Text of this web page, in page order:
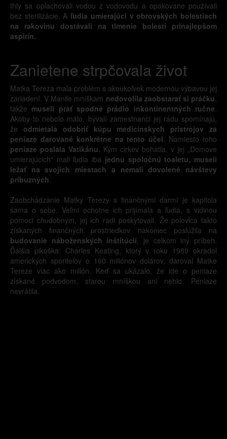
Ihly sa oplachovali vodou z vodovodu a opakovane používali
bez sterilizácie. A ľudia umierajúci v obrovských bolestiach
na rakovinu dostávali na tlmenie bolesti prinajlepšom
aspirín.
Zanietene strpčovala život
Matka Tereza mala problém s akoukoľvek modernou výbavou jej
zariadení. V Manile mníškam nedovolila zaobstarať si práčku,
takže museli prať spodné prádlo inkontinentných ručne.
Akoby to nebolo málo, bývalí zamestnanci jej rádu spomínajú,
že odmietala odobriť kúpu medicínskych prístrojov za
peniaze darované konkrétne na tento účel. Namiesto toho
peniaze poslala Vatikánu. Kým cirkev bohatla, v jej „Domove
umierajúcich“ mali ľudia iba jednu spoločnú toaletu, museli
ležať na svojich miestach a nemali dovolené návštevy
príbuzných.
Zaobchádzanie Matky Terezy s finančnými darmi je kapitola
sama o sebe. Veľmi ochotne ich prijímala a ľudia, s vidinou
pomoci chudobným, jej ich radi poskytovali. Že polovica takto
získaných finančných prostriedkov nakoniec poslúžila na
budovanie náboženských inštitúcií, je celkom iný príbeh.
Ďalšia pikoška: Charles Keating, ktorý v roku 1989 okradol
amerických sporiteľov o 160 miliónov dolárov, daroval Matke
Tereze viac ako milión. Keď sa ukázalo, že ide o peniaze
získané podvodom, starou mníškou ani nehlo. Peniaze
nevrátila.